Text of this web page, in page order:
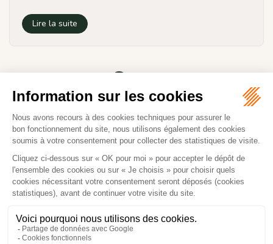
Lire la suite
Romuald TESSIER
32 RUE DE PARIS
03000 MOULINS
Tél :07 75 73 13 33
NOUS LOCALISER